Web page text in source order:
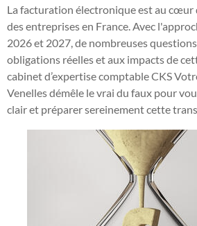
La facturation électronique est au cœur
des entreprises en France. Avec
2026 et 2027, de nombreuses
obligations réelles et aux impacts de
cabinet d’expertise comptable CKS
Venelles démêle le vrai du faux pour
clair et préparer sereinement cette